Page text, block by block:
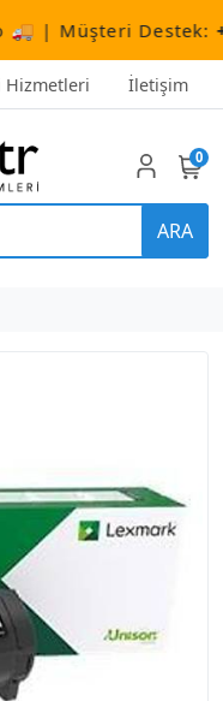
| Müşteri Destek:
Hizmetleri İletişim
ARA
0